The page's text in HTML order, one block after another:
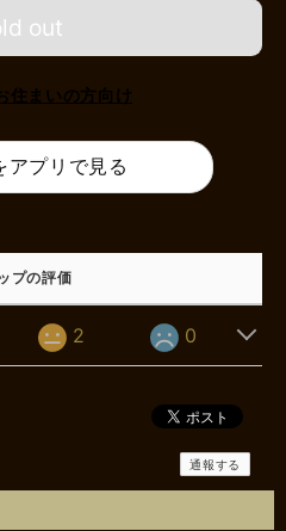
out
住まいの方向け
アプリで見る
プの評価
2 0
通報する